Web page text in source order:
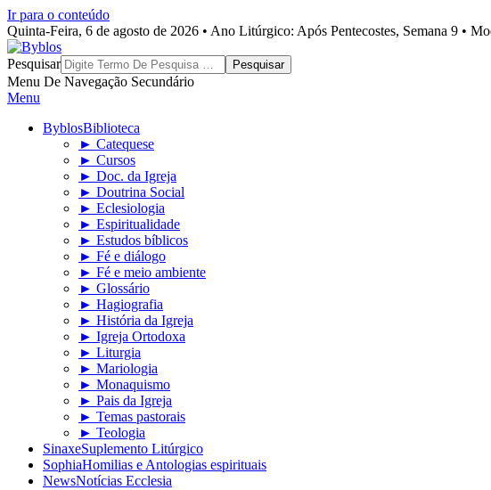
Ir para o conteúdo
Quinta-Feira, 6 de agosto de 2026 • Ano Litúrgico: Após Pentecostes, Semana 9 •
Byblos
Pesquisar
Menu De Navegação Secundário
Menu
ByblosBiblioteca
► Catequese
► Cursos
► Doc. da Igreja
► Doutrina Social
► Eclesiologia
► Espiritualidade
► Estudos bíblicos
► Fé e diálogo
► Fé e meio ambiente
► Glossário
► Hagiografia
► História da Igreja
► Igreja Ortodoxa
► Liturgia
► Mariologia
► Monaquismo
► Pais da Igreja
► Temas pastorais
► Teologia
SinaxeSuplemento Litúrgico
SophiaHomilias e Antologias espirituais
NewsNotícias Ecclesia